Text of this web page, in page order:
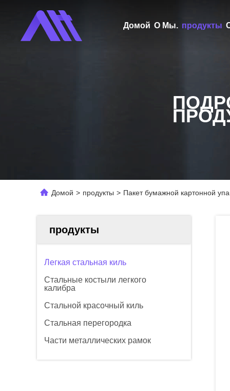
Домой О Мы. продукты
Домой > продукты > Пакет бумажной картонной
продукты
Легкая стальная киль
Стальные костыли легкого
калибра
Стальной красочный киль
Стальная перегородка
Части металлических рамок